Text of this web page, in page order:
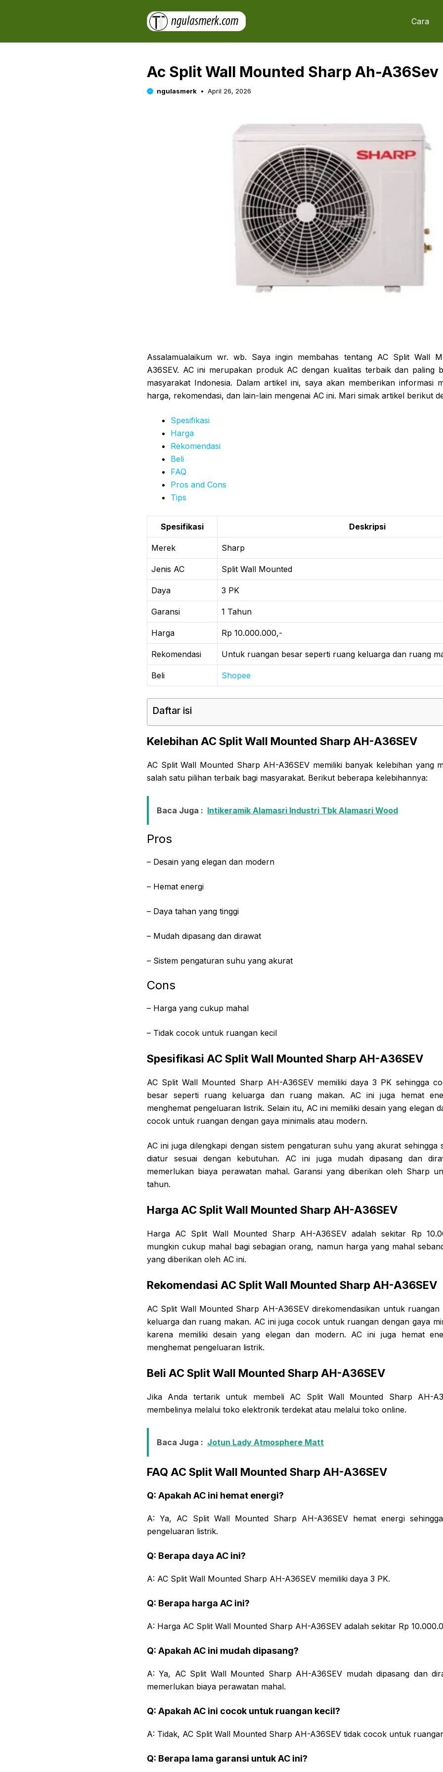
Cara
Ac Split Wall Mounted Sharp Ah-A36Sev
ngulasmerk April 26, 2026
Assalamualaikum wr. wb. Saya ingin membahas tentang AC Split Wall
A36SEV. AC ini merupakan produk AC dengan kualitas terbaik dan paling
masyarakat Indonesia. Dalam artikel ini, saya akan memberikan informasi
harga, rekomendasi, dan lain-lain mengenai AC ini. Mari simak artikel berikut
Spesifikasi
Harga
Rekomendasi
Beli
FAQ
Pros and Cons
Tips
Spesifikasi Deskripsi
Merek Sharp
Jenis AC Split Wall Mounted
Daya 3 PK
Garansi 1 Tahun
Harga Rp 10.000.000,-
Rekomendasi Untuk ruangan besar seperti ruang keluarga dan ruang
Beli Shopee
Daftar isi
Kelebihan AC Split Wall Mounted Sharp AH-A36SEV
AC Split Wall Mounted Sharp AH-A36SEV memiliki banyak kelebihan yang
salah satu pilihan terbaik bagi masyarakat. Berikut beberapa kelebihannya:
Baca Juga : Intikeramik Alamasri Industri Tbk Alamasri Wood
Pros
– Desain yang elegan dan modern
– Hemat energi
– Daya tahan yang tinggi
– Mudah dipasang dan dirawat
– Sistem pengaturan suhu yang akurat
Cons
– Harga yang cukup mahal
– Tidak cocok untuk ruangan kecil
Spesifikasi AC Split Wall Mounted Sharp AH-A36SEV
AC Split Wall Mounted Sharp AH-A36SEV memiliki daya 3 PK sehingga
besar seperti ruang keluarga dan ruang makan. AC ini juga hemat
menghemat pengeluaran listrik. Selain itu, AC ini memiliki desain yang elegan
cocok untuk ruangan dengan gaya minimalis atau modern.
AC ini juga dilengkapi dengan sistem pengaturan suhu yang akurat sehingga
diatur sesuai dengan kebutuhan. AC ini juga mudah dipasang dan
memerlukan biaya perawatan mahal. Garansi yang diberikan oleh Sharp
tahun.
Harga AC Split Wall Mounted Sharp AH-A36SEV
Harga AC Split Wall Mounted Sharp AH-A36SEV adalah sekitar Rp
mungkin cukup mahal bagi sebagian orang, namun harga yang mahal
yang diberikan oleh AC ini.
Rekomendasi AC Split Wall Mounted Sharp AH-A36SEV
AC Split Wall Mounted Sharp AH-A36SEV direkomendasikan untuk
keluarga dan ruang makan. AC ini juga cocok untuk ruangan dengan gaya
karena memiliki desain yang elegan dan modern. AC ini juga hemat
menghemat pengeluaran listrik.
Beli AC Split Wall Mounted Sharp AH-A36SEV
Jika Anda tertarik untuk membeli AC Split Wall Mounted Sharp AH-
membelinya melalui toko elektronik terdekat atau melalui toko online.
Baca Juga : Jotun Lady Atmosphere Matt
FAQ AC Split Wall Mounted Sharp AH-A36SEV
Q: Apakah AC ini hemat energi?
A: Ya, AC Split Wall Mounted Sharp AH-A36SEV hemat energi
pengeluaran listrik.
Q: Berapa daya AC ini?
A: AC Split Wall Mounted Sharp AH-A36SEV memiliki daya 3 PK.
Q: Berapa harga AC ini?
A: Harga AC Split Wall Mounted Sharp AH-A36SEV adalah sekitar Rp
Q: Apakah AC ini mudah dipasang?
A: Ya, AC Split Wall Mounted Sharp AH-A36SEV mudah dipasang dan
memerlukan biaya perawatan mahal.
Q: Apakah AC ini cocok untuk ruangan kecil?
A: Tidak, AC Split Wall Mounted Sharp AH-A36SEV tidak cocok untuk
Q: Berapa lama garansi untuk AC ini?